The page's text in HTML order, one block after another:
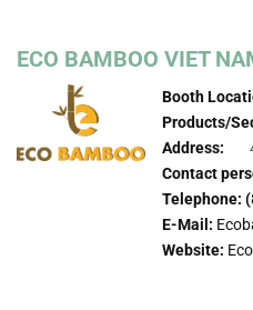
ECO BAMBOO VIET
Booth
Products/
Address:
Contact
Telephone: (
E-Mail:
Website: